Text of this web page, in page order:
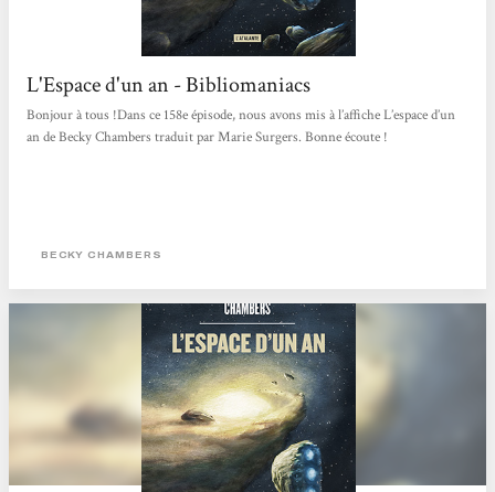
L'Espace d'un an - Bibliomaniacs
Bonjour à tous !Dans ce 158e épisode, nous avons mis à l’affiche L’espace d’un
an de Becky Chambers traduit par Marie Surgers. Bonne écoute !
BECKY CHAMBERS